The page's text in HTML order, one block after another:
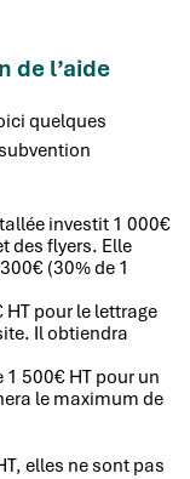
de l’aide
quelques
investit 1 000€
des flyers. Elle
(30% de 1
pour le lettrage
Il obtiendra
500€ HT pour un
le maximum de
elles ne sont pas